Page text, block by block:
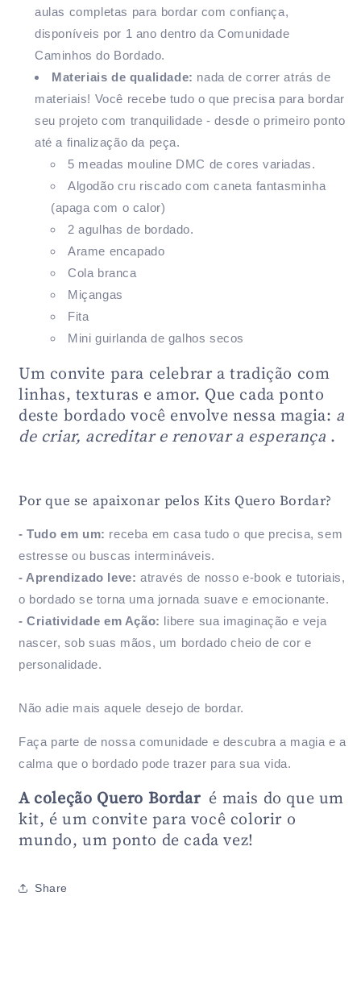
aulas completas para bordar com confiança,
disponíveis por 1 ano dentro da Comunidade
Caminhos do Bordado.
Materiais de qualidade: nada de correr atrás de
materiais! Você recebe tudo o que precisa para bordar
seu projeto com tranquilidade - desde o primeiro ponto
até a finalização da peça.
5 meadas mouline DMC de cores variadas.
Algodão cru riscado com caneta fantasminha
(apaga com o calor)
2 agulhas de bordado.
Arame encapado
Cola branca
Miçangas
Fita
Mini guirlanda de galhos secos
Um convite para celebrar a tradição com
linhas, texturas e amor. Que cada ponto
deste bordado você envolve nessa magia: a
de criar, acreditar e renovar a esperança .
Por que se apaixonar pelos Kits Quero Bordar?
- Tudo em um: receba em casa tudo o que precisa, sem
estresse ou buscas intermináveis.
- Aprendizado leve: através de nosso e-book e tutoriais,
o bordado se torna uma jornada suave e emocionante.
- Criatividade em Ação: libere sua imaginação e veja
nascer, sob suas mãos, um bordado cheio de cor e
personalidade.
Não adie mais aquele desejo de bordar.
Faça parte de nossa comunidade e descubra a magia e a
calma que o bordado pode trazer para sua vida.
A coleção Quero Bordar é mais do que um
kit, é um convite para você colorir o
mundo, um ponto de cada vez!
Share